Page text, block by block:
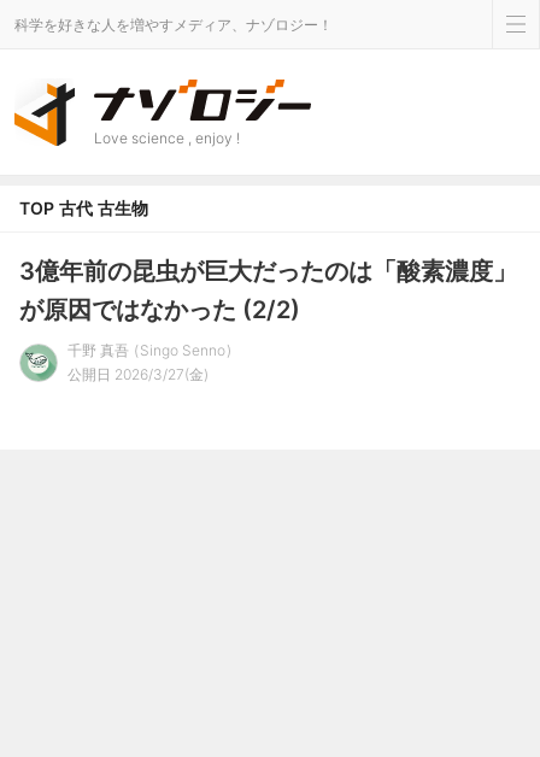
科学を好きな人を増やすメディア、ナゾロジー！
Love science , enjoy !
TOP 古代 古生物
3億年前の昆虫が巨大だったのは「酸素濃度」
が原因ではなかった (2/2)
千野 真吾
Singo Senno
公開日 2026/3/27(金)